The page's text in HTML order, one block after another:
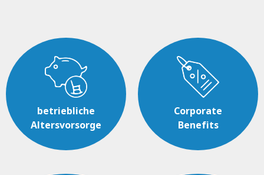
betriebliche
Altersvorsorge
Corporate
Benefits